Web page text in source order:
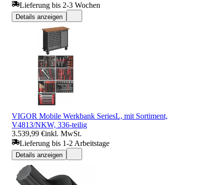
Lieferung bis 2-3 Wochen
Details anzeigen
VIGOR Mobile Werkbank SeriesL, mit Sortiment,
V4813/NKW, 336-teilig
3.539,99 €inkl. MwSt.
Lieferung bis 1-2 Arbeitstage
Details anzeigen